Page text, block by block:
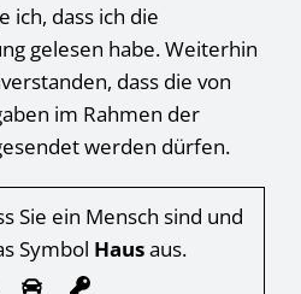
ich, dass ich die
gelesen habe. Weiterhin
dass die von
im Rahmen der
werden dürfen.
Sie ein Mensch sind und
Symbol Hausaus.